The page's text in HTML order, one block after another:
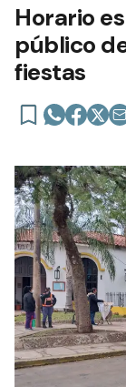
Horario
público
fiestas